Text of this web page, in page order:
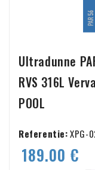
Ultradunne
RVS 316L
POOL
Referentie:XPG-
189.00 €